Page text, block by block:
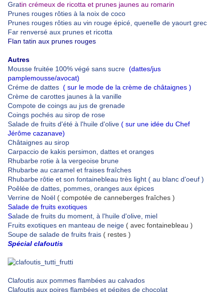
Gratin crémeux de ricotta et prunes jaunes au romarin
Prunes rouges rôties à la noix de coco
Prunes rouges rôties au vin rouge épicé, quenelle de yaourt grec
Far renversé aux prunes et ricotta
Flan tatin aux prunes rouges
Autres
Mousse fruitée 100% végé sans sucre (dattes/jus
pamplemousse/avocat)
Créme de dattes ( sur le mode de la crème de châtaignes )
Crème de carottes jaunes à la vanille
Compote de coings au jus de grenade
Coings pochés au sirop de rose
Salade de fruits d'été à l'huile d'olive ( sur une idée du Chef
Jérôme cazanave)
Châtaignes au sirop
Carpaccio de kakis persimon, dattes et oranges
Rhubarbe rotie à la vergeoise brune
Rhubarbe au caramel et fraises fraîches
Rhubarbe rôtie et son fontainebleau très light ( au blanc d'oeuf )
Poêlée de dattes, pommes, oranges aux épices
Verrine de Noël ( compotée de canneberges fraîches )
Salade de fruits exotiques
Salade de fruits du moment, à l'huile d'olive, miel
Fruits exotiques en manteau de neige ( avec fontainebleau )
Soupe de salade de fruits frais ( restes )
Spécial clafoutis
Clafoutis aux pommes flambées au calvados
Clafoutis aux poires flambées et pépites de chocolat